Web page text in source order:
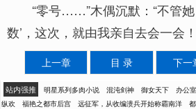
“零号……”木偶沉默：“不管
数’，这次，就由我亲自去会一会
上一章 目 录 下一
站内强推 明星系列多肉小说 混沌剑神 御女天下 办公
纵欢
福艳之都市后宫 远征军，从收编溃兵开始称霸南洋